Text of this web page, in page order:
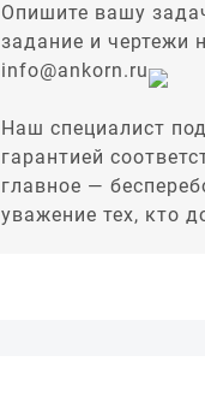
Опишите вашу
задание и чертежи
info@ankorn.ru
Наш специалист
гарантией
главное —
уважение тех, кто